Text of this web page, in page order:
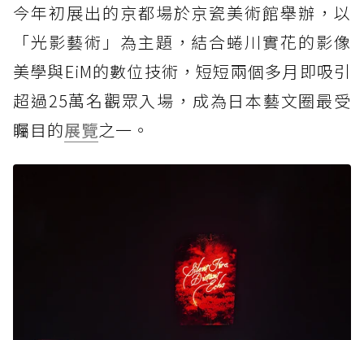
今年初展出的京都場於京瓷美術館舉辦，以
「光影藝術」為主題，結合蜷川實花的影像
美學與EiM的數位技術，短短兩個多月即吸引
超過25萬名觀眾入場，成為日本藝文圈最受
矚目的展覽之一。